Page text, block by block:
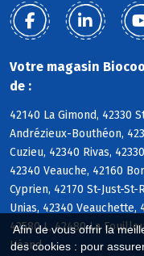
Afin de vous offrir la
des cookies : pour
Votre magasin
de :
42140 La Gimond, 42330
Andrézieux-Bouthéon,
Cuzieu, 42340 Rivas,
42340 Veauche, 42160
Cyprien, 42170 St-Just-
Unias, 42340 Veauchette,
42580 L, 42480 La
Héand